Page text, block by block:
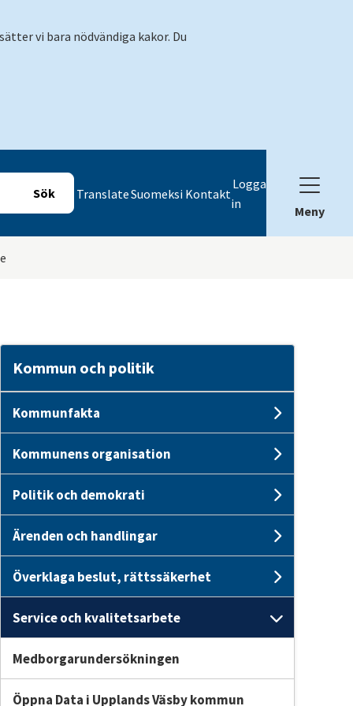
vi bara nödvändiga kakor. Du
TranslateSuomeksi Kontakt
Logga
in
Meny
Kommun och politik
Kommunfakta
Kommunens organisation
Politik och demokrati
Ärenden och handlingar
Överklaga beslut, rättssäkerhet
Service och kvalitetsarbete
Medborgarundersökningen
Öppna Data i Upplands Väsby kommun